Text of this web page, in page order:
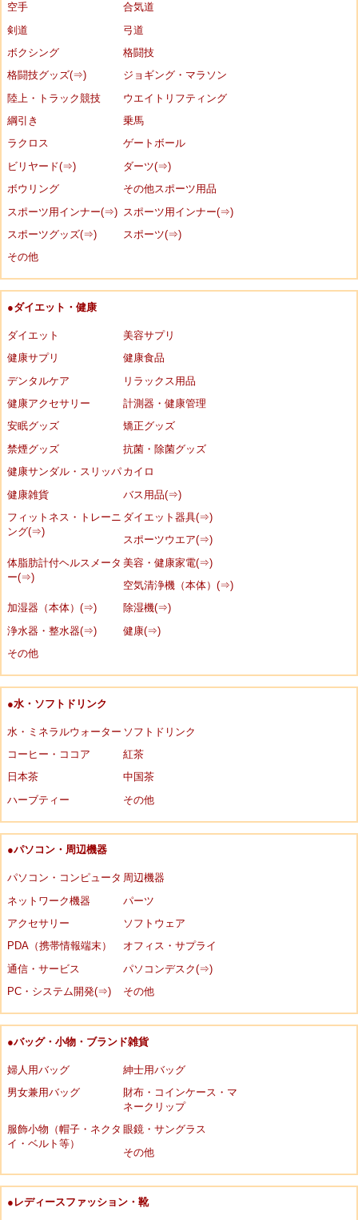
空手
合気道
剣道
弓道
ボクシング
格闘技
格闘技グッズ(⇒)
ジョギング・マラソン
陸上・トラック競技
ウエイトリフティング
綱引き
乗馬
ラクロス
ゲートボール
ビリヤード(⇒)
ダーツ(⇒)
ボウリング
その他スポーツ用品
スポーツ用インナー(⇒)
スポーツ用インナー(⇒)
スポーツグッズ(⇒)
スポーツ(⇒)
その他
●ダイエット・健康
ダイエット
美容サプリ
健康サプリ
健康食品
デンタルケア
リラックス用品
健康アクセサリー
計測器・健康管理
安眠グッズ
矯正グッズ
禁煙グッズ
抗菌・除菌グッズ
健康サンダル・スリッパ カイロ
健康雑貨
バス用品(⇒)
フィットネス・トレーニ
ング(⇒)
ダイエット器具(⇒)
スポーツウエア(⇒)
体脂肪計付ヘルスメータ
ー(⇒)
美容・健康家電(⇒)
空気清浄機（本体）(⇒)
加湿器（本体）(⇒)
除湿機(⇒)
浄水器・整水器(⇒)
健康(⇒)
その他
●水・ソフトドリンク
水・ミネラルウォーター ソフトドリンク
コーヒー・ココア
紅茶
日本茶
中国茶
ハーブティー
その他
●パソコン・周辺機器
パソコン・コンピュータ 周辺機器
ネットワーク機器
パーツ
アクセサリー
ソフトウェア
PDA（携帯情報端末）
オフィス・サプライ
通信・サービス
パソコンデスク(⇒)
PC・システム開発(⇒)
その他
●バッグ・小物・ブランド雑貨
婦人用バッグ
紳士用バッグ
男女兼用バッグ
財布・コインケース・マ
ネークリップ
服飾小物（帽子・ネクタ
イ・ベルト等）
眼鏡・サングラス
その他
●レディースファッション・靴